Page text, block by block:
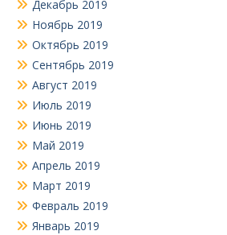
Декабрь 2019
Ноябрь 2019
Октябрь 2019
Сентябрь 2019
Август 2019
Июль 2019
Июнь 2019
Май 2019
Апрель 2019
Март 2019
Февраль 2019
Январь 2019